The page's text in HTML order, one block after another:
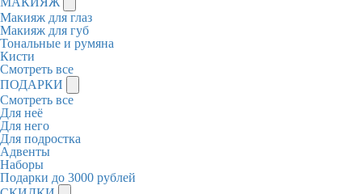
Макияж для глаз
Макияж для губ
Тональные и румяна
Кисти
Смотреть все
ПОДАРКИ
Смотреть все
Для неё
Для него
Для подростка
Адвенты
Наборы
Подарки до 3000 рублей